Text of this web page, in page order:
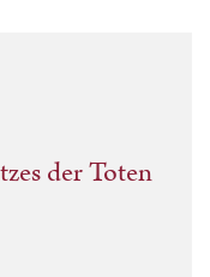
der Toten